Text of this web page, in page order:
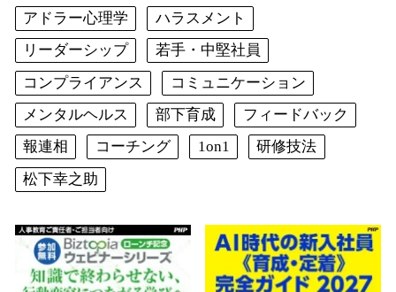
アドラー心理学
ハラスメント
リーダーシップ
若手・中堅社員
コンプライアンス
コミュニケーション
メンタルヘルス
部下育成
フィードバック
報連相
コーチング 1on1
研修技法
松下幸之助